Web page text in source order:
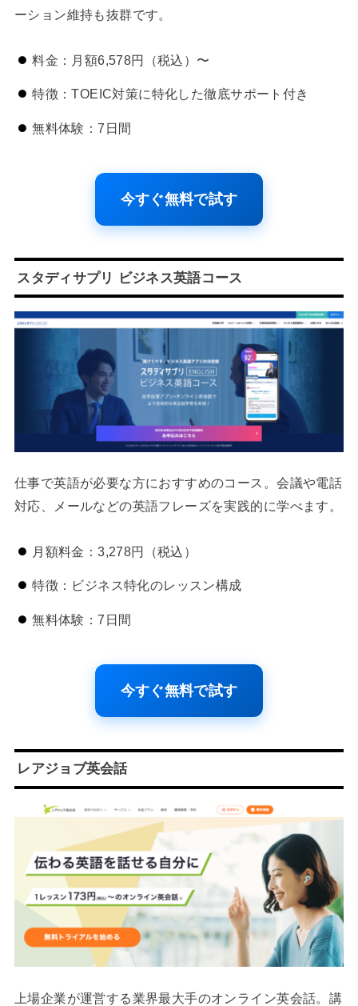
ーション維持も抜群です。
料金：月額6,578円（税込）〜
特徴：TOEIC対策に特化した徹底サポート付き
無料体験：7日間
今すぐ無料で試す
スタディサプリ ビジネス英語コース
仕事で英語が必要な方におすすめのコース。会議や電話
対応、メールなどの英語フレーズを実践的に学べます。
月額料金：3,278円（税込）
特徴：ビジネス特化のレッスン構成
無料体験：7日間
今すぐ無料で試す
レアジョブ英会話
上場企業が運営する業界最大手のオンライン英会話。講